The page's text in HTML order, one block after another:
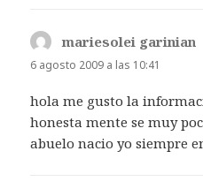
mariesolei garinian
6 agosto 2009 a las 10:41
hola me gusto la
honesta mente se muy
abuelo nacio yo siempre